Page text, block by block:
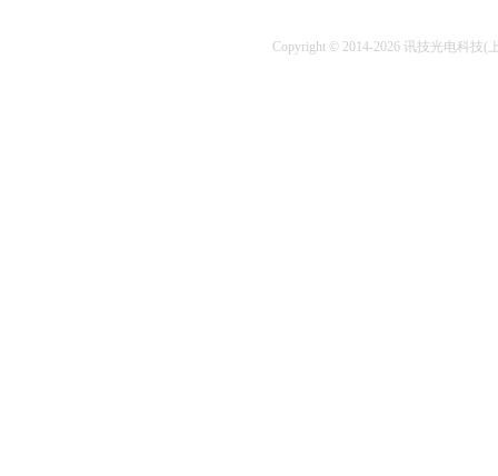
Copyright © 2014-2026 讯技光电科技(